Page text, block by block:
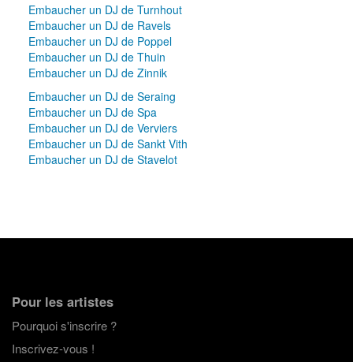
Embaucher un DJ de Turnhout
Embaucher un DJ de Ravels
Embaucher un DJ de Poppel
Embaucher un DJ de Thuin
Embaucher un DJ de Zinnik
Embaucher un DJ de Seraing
Embaucher un DJ de Spa
Embaucher un DJ de Verviers
Embaucher un DJ de Sankt Vith
Embaucher un DJ de Stavelot
Pour les artistes
Pourquoi s'inscrire ?
Inscrivez-vous !